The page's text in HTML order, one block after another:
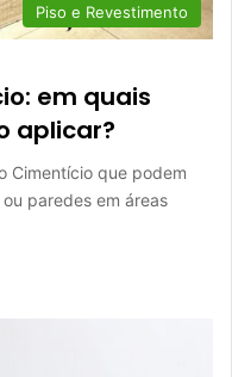
Piso e Revestimento
em quais
aplicar?
Cimentício que podem
paredes em áreas